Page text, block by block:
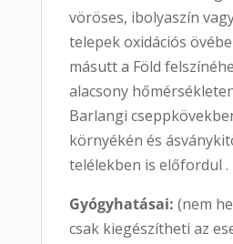
vöröses, ibolyaszín
telepek oxidációs
másutt a Föld
alacsony
Barlangi
környékén és
telélekben is előfordul .
Gyógyhatásai: (nem
csak kiegészítheti az